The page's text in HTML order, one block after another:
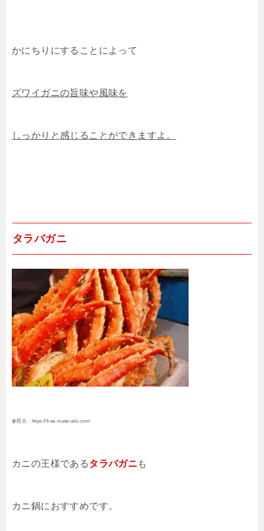
かにちりにすることによって
ズワイガニの旨味や風味を
しっかりと感じることができますよ。
タラバガニ
参照元：https://free-materials.com/
カニの王様であるタラバガニ も
カニ鍋におすすめです。